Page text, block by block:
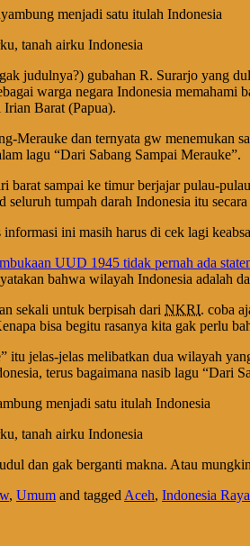
menjadi satu itulah Indonesia
tanah airku Indonesia
judulnya?) gubahan R. Surarjo yang
warga negara Indonesia
Barat (Papua).
Merauke dan ternyata gw menemukan
lagu “Dari Sabang Sampai Merauke”.
sampai ke timur berjajar pulau-
tumpah darah Indonesia itu
ini masih harus di cek lagi
UUD 1945 tidak pernah ada
bahwa wilayah Indonesia adalah
sekali untuk berpisah dari NKRI. coba
bisa begitu rasanya kita gak perlu
jelas-jelas melibatkan dua wilayah
terus bagaimana nasib lagu “Dari
menjadi satu itulah Indonesia
tanah airku Indonesia
dan gak berganti makna. Atau
, Umum and tagged Aceh, Indonesia Raya